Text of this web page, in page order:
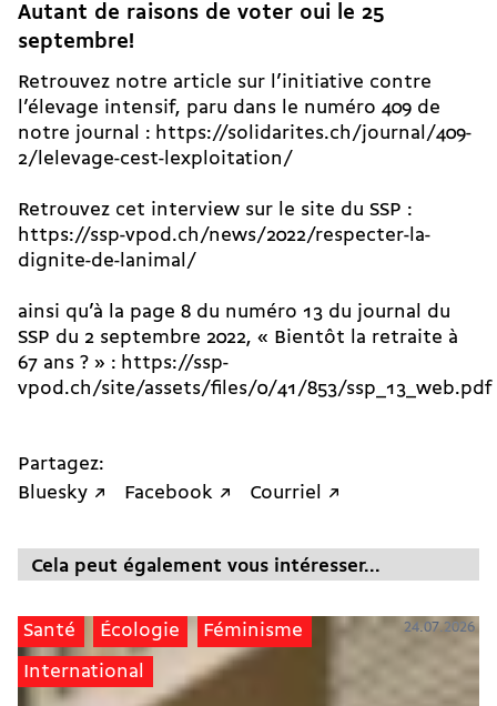
Autant de raisons de voter oui le 25
septembre!
Retrouvez notre article sur l’initiative contre
l’élevage intensif, paru dans le numéro 409 de
notre journal : https://solidarites.ch/journal/409-
2/lelevage-cest-lexploitation/
Retrouvez cet interview sur le site du SSP :
https://ssp-vpod.ch/news/2022/respecter-la-
dignite-de-lanimal/
ainsi qu’à la page 8 du numéro 13 du journal du
SSP du 2 septembre 2022, « Bientôt la retraite à
67 ans ? » : https://ssp-
vpod.ch/site/assets/files/0/41/853/ssp_13_web.pdf
Partagez:
Bluesky ↗
Facebook ↗ Courriel ↗
Cela peut également vous intéresser...
Santé Écologie Féminisme
International
24.07.2026